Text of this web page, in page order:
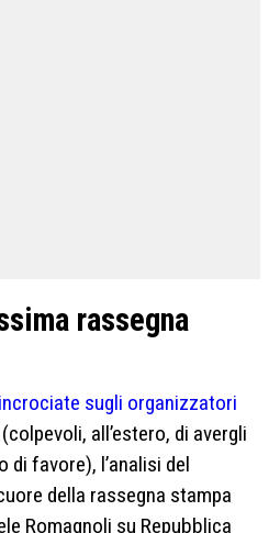
rassegna
sugli organizzatori
all’estero, di avergli
favore), l’analisi del
della rassegna stampa
Romagnoli su Repubblica